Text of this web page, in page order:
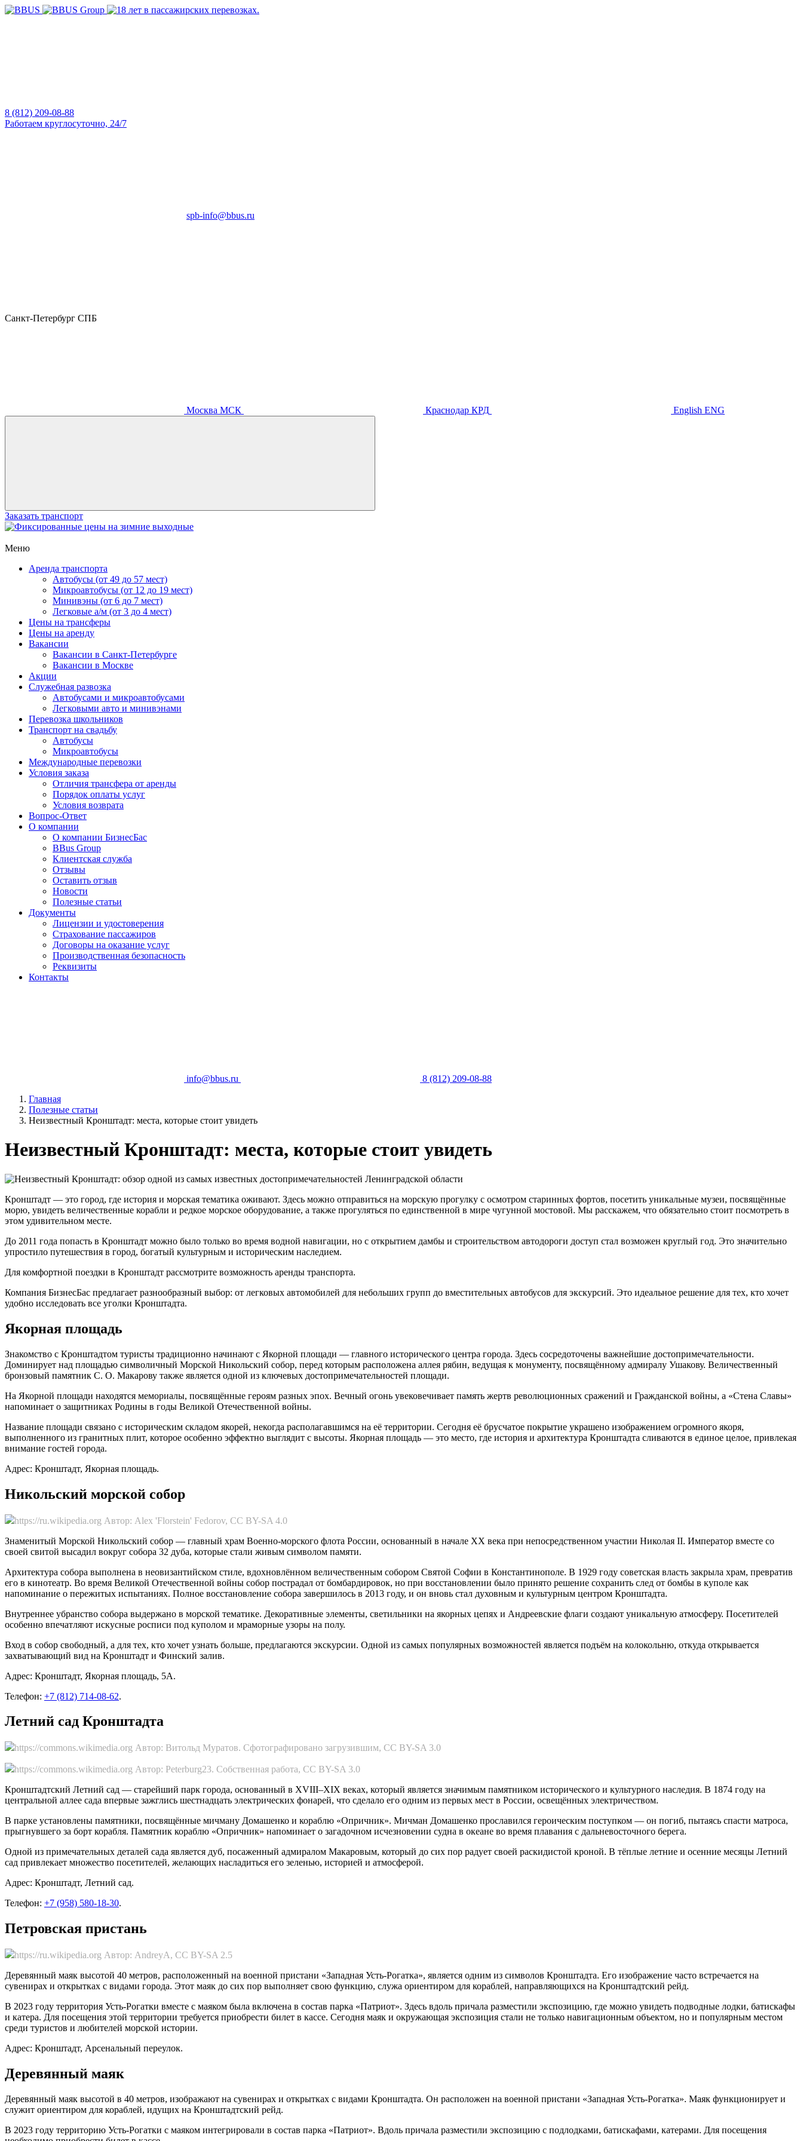
8 (812) 209-08-88
Работаем круглосуточно, 24/7
spb-info@bbus.ru
Санкт-Петербург СПБ
Москва МСК Краснодар КРД English ENG
Заказать транспорт
Меню
Аренда транспорта
Автобусы (от 49 до 57 мест)
Микроавтобусы (от 12 до 19 мест)
Минивэны (от 6 до 7 мест)
Легковые а/м (от 3 до 4 мест)
Цены на трансферы
Цены на аренду
Вакансии
Вакансии в Санкт-Петербурге
Вакансии в Москве
Акции
Служебная развозка
Автобусами и микроавтобусами
Легковыми авто и минивэнами
Перевозка школьников
Транспорт на свадьбу
Автобусы
Микроавтобусы
Международные перевозки
Условия заказа
Отличия трансфера от аренды
Порядок оплаты услуг
Условия возврата
Вопрос-Ответ
О компании
О компании БизнесБас
BBus Group
Клиентская служба
Отзывы
Оставить отзыв
Новости
Полезные статьи
Документы
Лицензии и удостоверения
Страхование пассажиров
Договоры на оказание услуг
Производственная безопасность
Реквизиты
Контакты
info@bbus.ru
8 (812) 209-08-88
Главная
Полезные статьи
Неизвестный Кронштадт: места, которые стоит увидеть
Неизвестный Кронштадт: места, которые стоит увидеть
Кронштадт — это город, где история и морская тематика оживают. Здесь можно отправиться на морскую прогулку с осмотром старинных фортов, посетить уникальные музеи, посвящённые
морю, увидеть величественные корабли и редкое морское оборудование, а также прогуляться по единственной в мире чугунной мостовой. Мы расскажем, что обязательно стоит посмотреть в
этом удивительном месте.
До 2011 года попасть в Кронштадт можно было только во время водной навигации, но с открытием дамбы и строительством автодороги доступ стал возможен круглый год. Это значительно
упростило путешествия в город, богатый культурным и историческим наследием.
Для комфортной поездки в Кронштадт рассмотрите возможность аренды транспорта.
Компания БизнесБас предлагает разнообразный выбор: от легковых автомобилей для небольших групп до вместительных автобусов для экскурсий. Это идеальное решение для тех, кто хочет
удобно исследовать все уголки Кронштадта.
Якорная площадь
Знакомство с Кронштадтом туристы традиционно начинают с Якорной площади — главного исторического центра города. Здесь сосредоточены важнейшие достопримечательности.
Доминирует над площадью символичный Морской Никольский собор, перед которым расположена аллея рябин, ведущая к монументу, посвящённому адмиралу Ушакову. Величественный
бронзовый памятник С. О. Макарову также является одной из ключевых достопримечательностей площади.
На Якорной площади находятся мемориалы, посвящённые героям разных эпох. Вечный огонь увековечивает память жертв революционных сражений и Гражданской войны, а «Стена Славы»
напоминает о защитниках Родины в годы Великой Отечественной войны.
Название площади связано с историческим складом якорей, некогда располагавшимся на её территории. Сегодня её брусчатое покрытие украшено изображением огромного якоря,
выполненного из гранитных плит, которое особенно эффектно выглядит с высоты. Якорная площадь — это место, где история и архитектура Кронштадта сливаются в единое целое, привлекая
внимание гостей города.
Адрес: Кронштадт, Якорная площадь.
Никольский морской собор
https://ru.wikipedia.org Автор: Alex 'Florstein' Fedorov, CC BY-SA 4.0
Знаменитый Морской Никольский собор — главный храм Военно-морского флота России, основанный в начале XX века при непосредственном участии Николая II. Император вместе со
своей свитой высадил вокруг собора 32 дуба, которые стали живым символом памяти.
Архитектура собора выполнена в неовизантийском стиле, вдохновлённом величественным собором Святой Софии в Константинополе. В 1929 году советская власть закрыла храм, превратив
его в кинотеатр. Во время Великой Отечественной войны собор пострадал от бомбардировок, но при восстановлении было принято решение сохранить след от бомбы в куполе как
напоминание о пережитых испытаниях. Полное восстановление собора завершилось в 2013 году, и он вновь стал духовным и культурным центром Кронштадта.
Внутреннее убранство собора выдержано в морской тематике. Декоративные элементы, светильники на якорных цепях и Андреевские флаги создают уникальную атмосферу. Посетителей
особенно впечатляют искусные росписи под куполом и мраморные узоры на полу.
Вход в собор свободный, а для тех, кто хочет узнать больше, предлагаются экскурсии. Одной из самых популярных возможностей является подъём на колокольню, откуда открывается
захватывающий вид на Кронштадт и Финский залив.
Адрес: Кронштадт, Якорная площадь, 5А.
Телефон: +7 (812) 714-08-62.
Летний сад Кронштадта
https://commons.wikimedia.org Автор: Витольд Муратов. Сфотографировано загрузившим, CC BY-SA 3.0
https://commons.wikimedia.org Автор: Peterburg23. Собственная работа, CC BY-SA 3.0
Кронштадтский Летний сад — старейший парк города, основанный в XVIII–XIX веках, который является значимым памятником исторического и культурного наследия. В 1874 году на
центральной аллее сада впервые зажглись шестнадцать электрических фонарей, что сделало его одним из первых мест в России, освещённых электричеством.
В парке установлены памятники, посвящённые мичману Домашенко и кораблю «Опричник». Мичман Домашенко прославился героическим поступком — он погиб, пытаясь спасти матроса,
прыгнувшего за борт корабля. Памятник кораблю «Опричник» напоминает о загадочном исчезновении судна в океане во время плавания с дальневосточного берега.
Одной из примечательных деталей сада является дуб, посаженный адмиралом Макаровым, который до сих пор радует своей раскидистой кроной. В тёплые летние и осенние месяцы Летний
сад привлекает множество посетителей, желающих насладиться его зеленью, историей и атмосферой.
Адрес: Кронштадт, Летний сад.
Телефон: +7 (958) 580-18-30.
Петровская пристань
https://ru.wikipedia.org Автор: AndreyA, CC BY-SA 2.5
Деревянный маяк высотой 40 метров, расположенный на военной пристани «Западная Усть-Рогатка», является одним из символов Кронштадта. Его изображение часто встречается на
сувенирах и открытках с видами города. Этот маяк до сих пор выполняет свою функцию, служа ориентиром для кораблей, направляющихся на Кронштадтский рейд.
В 2023 году территория Усть-Рогатки вместе с маяком была включена в состав парка «Патриот». Здесь вдоль причала разместили экспозицию, где можно увидеть подводные лодки, батискафы
и катера. Для посещения этой территории требуется приобрести билет в кассе. Сегодня маяк и окружающая экспозиция стали не только навигационным объектом, но и популярным местом
среди туристов и любителей морской истории.
Адрес: Кронштадт, Арсенальный переулок.
Деревянный маяк
Деревянный маяк высотой в 40 метров, изображают на сувенирах и открытках с видами Кронштадта. Он расположен на военной пристани «Западная Усть-Рогатка». Маяк функционирует и
служит ориентиром для кораблей, идущих на Кронштадтский рейд.
В 2023 году территорию Усть-Рогатки с маяком интегрировали в состав парка «Патриот». Вдоль причала разместили экспозицию с подлодками, батискафами, катерами. Для посещения